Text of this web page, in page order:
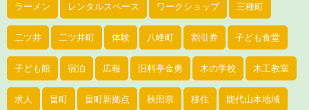
ラーメン レンタルスペース ワークショップ 三種町
二ツ井 二ツ井町 体験 八峰町 割引券 子ども食堂
子ども館 宿泊 広報 旧料亭金勇 木の学校 木工教室
求人 畠町 畠町新拠点 秋田県 移住 能代山本地域